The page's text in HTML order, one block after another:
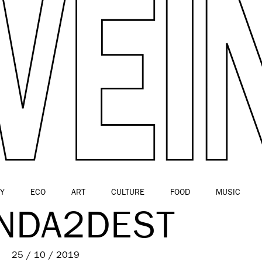
ECO ART CULTURE FOOD MUSIC
25 / 10 / 2019